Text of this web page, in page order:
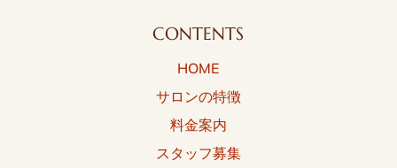
CONTENTS
HOME
サロンの特徴
料金案内
スタッフ募集